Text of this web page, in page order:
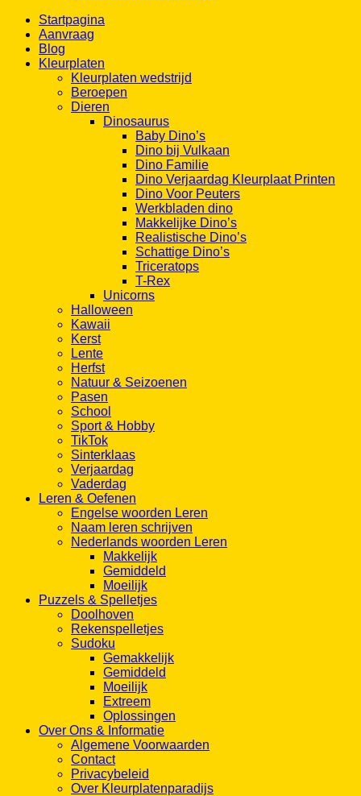
Startpagina
Aanvraag
Blog
Kleurplaten
Kleurplaten wedstrijd
Beroepen
Dieren
Dinosaurus
Baby Dino’s
Dino bij Vulkaan
Dino Familie
Dino Verjaardag Kleurplaat Printen
Dino Voor Peuters
Werkbladen dino
Makkelijke Dino’s
Realistische Dino’s
Schattige Dino’s
Triceratops
T-Rex
Unicorns
Halloween
Kawaii
Kerst
Lente
Herfst
Natuur & Seizoenen
Pasen
School
Sport & Hobby
TikTok
Sinterklaas
Verjaardag
Vaderdag
Leren & Oefenen
Engelse woorden Leren
Naam leren schrijven
Nederlands woorden Leren
Makkelijk
Gemiddeld
Moeilijk
Puzzels & Spelletjes
Doolhoven
Rekenspelletjes
Sudoku
Gemakkelijk
Gemiddeld
Moeilijk
Extreem
Oplossingen
Over Ons & Informatie
Algemene Voorwaarden
Contact
Privacybeleid
Over Kleurplatenparadijs